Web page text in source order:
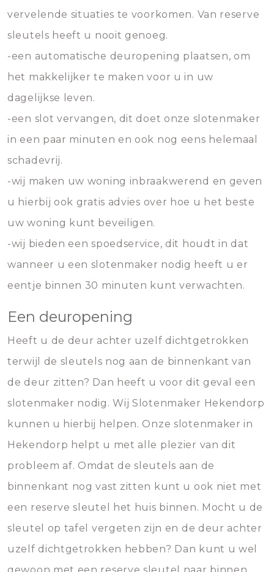
vervelende situaties te voorkomen. Van reserve
sleutels heeft u nooit genoeg.
-een automatische deuropening plaatsen, om
het makkelijker te maken voor u in uw
dagelijkse leven.
-een slot vervangen, dit doet onze slotenmaker
in een paar minuten en ook nog eens helemaal
schadevrij.
-wij maken uw woning inbraakwerend en geven
u hierbij ook gratis advies over hoe u het beste
uw woning kunt beveiligen.
-wij bieden een spoedservice, dit houdt in dat
wanneer u een slotenmaker nodig heeft u er
eentje binnen 30 minuten kunt verwachten.
Een deuropening
Heeft u de deur achter uzelf dichtgetrokken
terwijl de sleutels nog aan de binnenkant van
de deur zitten? Dan heeft u voor dit geval een
slotenmaker nodig. Wij Slotenmaker Hekendorp
kunnen u hierbij helpen. Onze slotenmaker in
Hekendorp helpt u met alle plezier van dit
probleem af. Omdat de sleutels aan de
binnenkant nog vast zitten kunt u ook niet met
een reserve sleutel het huis binnen. Mocht u de
sleutel op tafel vergeten zijn en de deur achter
uzelf dichtgetrokken hebben? Dan kunt u wel